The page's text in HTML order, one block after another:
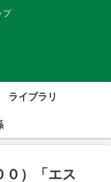
プ
ライブラリ
０）「エス